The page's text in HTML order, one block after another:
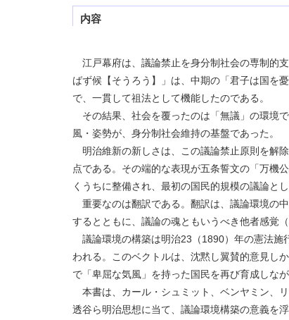
内容
江戸幕府は、議論禁止を身分制社会の専制的
ばず候【そうろう】」は、中期の「君子は国を
で、一貫して祖法として機能したのである。
その結果、社会を覆ったのは「無議」の環境
風・姿勢が、身分制社会維持の基盤であった。
明治維新の新しさは、この議論禁止原則を解
点である。その端的な表現が五条誓文の「万機
くうちに整備され、最初の国民的規模の議論と
重要なのは翻訳である。翻訳は、議論環境の
するとともに、議論の魂ともいうべき他者感覚
議論環境の構築は明治23（1890）年の憲法施
われる。このベクトルは、沈黙し翼賛的意見し
で「卑屈な気風」を持った国民を再び育成しな
本書は、カール・シュミット、ベンヤミン、
透谷ら明治思想に当て、議論環境構築の意義を